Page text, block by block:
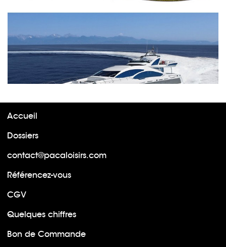
Accueil
Dossiers
contact@pacaloisirs.com
Référencez-vous
CGV
Quelques chiffres
Bon de Commande